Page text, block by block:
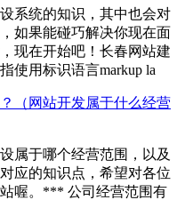
系统的知识，其中也会对
如果能碰巧解决你现在面
现在开始吧！长春网站建
使用标识语言markup la
（网站开发属于什么经营
属于哪个经营范围，以及
应的知识点，希望对各位
喔。*** 公司经营范围有